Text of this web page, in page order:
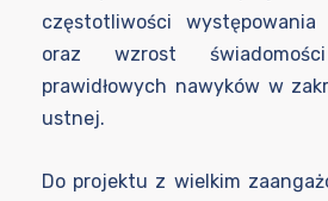
częstotliwości
oraz wzrost
prawidłowych nawyków w
ustnej.
Do projektu z wielkim